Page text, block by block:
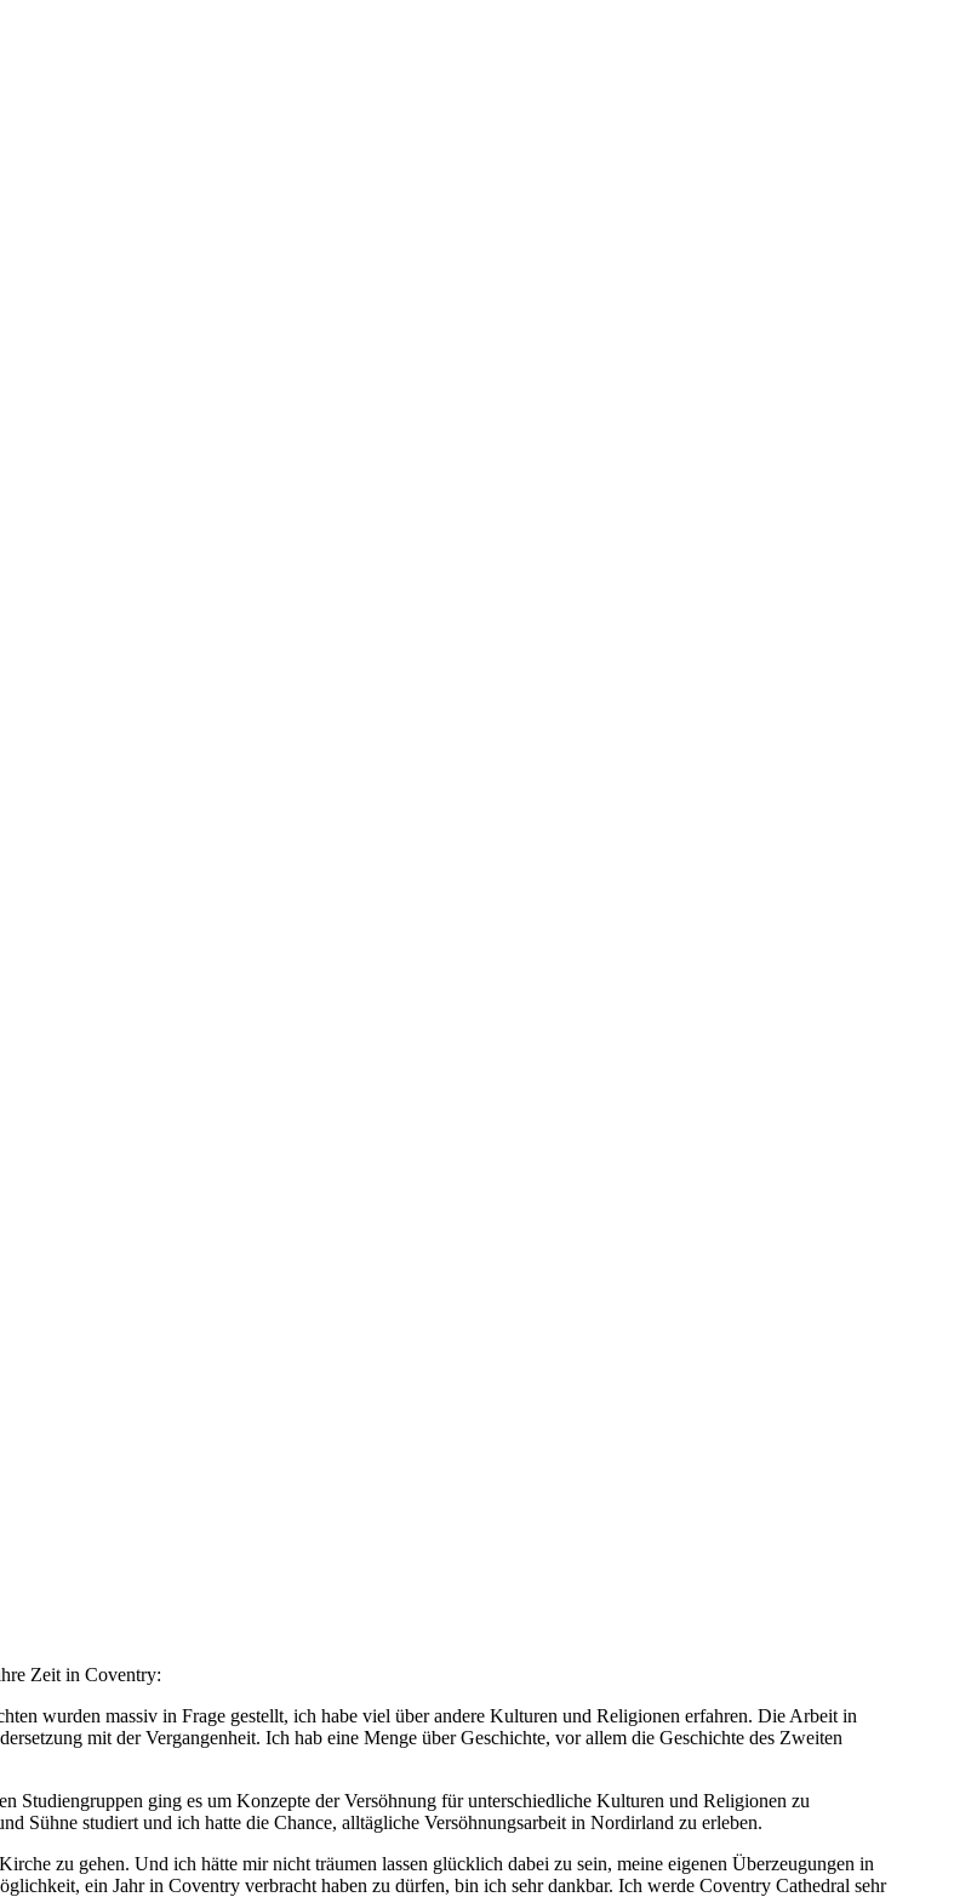
Zeit in Coventry:
wurden massiv in Frage gestellt, ich habe viel über andere Kulturen und Religionen erfahren. Die Arbeit in
mit der Vergangenheit. Ich hab eine Menge über Geschichte, vor allem die Geschichte des Zweiten
Studiengruppen ging es um Konzepte der Versöhnung für unterschiedliche Kulturen und Religionen zu
Sühne studiert und ich hatte die Chance, alltägliche Versöhnungsarbeit in Nordirland zu erleben.
zu gehen. Und ich hätte mir nicht träumen lassen glücklich dabei zu sein, meine eigenen Überzeugungen in
ein Jahr in Coventry verbracht haben zu dürfen, bin ich sehr dankbar. Ich werde Coventry Cathedral sehr